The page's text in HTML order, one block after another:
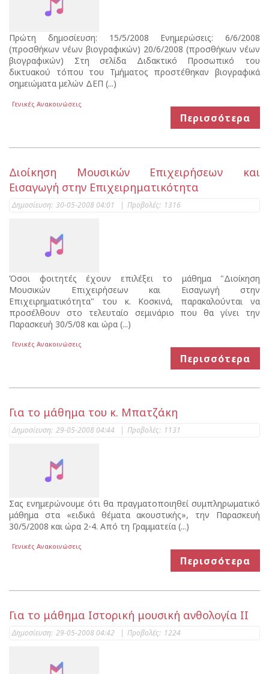
Πρώτη δημοσίευση: 15/5/2008 Ενημερώσεις: 6/6/2008
(προσθήκων νέων βιογραφικών) 20/6/2008 (προσθήκων νέων
βιογραφικών) Στη σελίδα Διδακτικό Προσωπικό του
δικτυακού τόπου του Τμήματος προστέθηκαν βιογραφικά
σημειώματα μελών ΔΕΠ (...)
Γενικές Ανακοινώσεις
Περισσότερα
Διοίκηση Μουσικών Επιχειρήσεων και
Εισαγωγή στην Επιχειρηματικότητα
Δημοσίευση: 30-05-2008 04:01 | Προβολές: 1316
Όσοι φοιτητές έχουν επιλέξει το μάθημα "Διοίκηση
Μουσικών Επιχειρήσεων και Εισαγωγή στην
Επιχειρηματικότητα" του κ. Κοσκινά, παρακαλούνται να
προσέλθουν στο τελευταίο σεμινάριο που θα γίνει την
Παρασκευή 30/5/08 και ώρα (...)
Γενικές Ανακοινώσεις
Περισσότερα
Για το μάθημα του κ. Μπατζάκη
Δημοσίευση: 29-05-2008 04:44 | Προβολές: 1131
Σας ενημερώνουμε ότι θα πραγματοποιηθεί συμπληρωματικό
μάθημα στα «ειδικά θέματα ακουστικής», την Παρασκευή
30/5/2008 και ώρα 2-4. Από τη Γραμματεία (...)
Γενικές Ανακοινώσεις
Περισσότερα
Για το μάθημα Ιστορική μουσική ανθολογία ΙΙ
Δημοσίευση: 29-05-2008 04:42 | Προβολές: 1224